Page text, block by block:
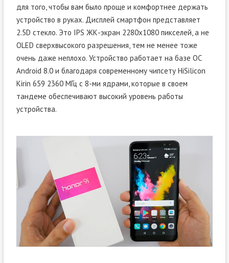
для того, чтобы вам было проще и комфортнее держать
устройство в руках. Дисплей смартфон представляет
2.5D стекло. Это IPS ЖК-экран 2280х1080 пикселей, а не
OLED сверхвысокого разрешения, тем не менее тоже
очень даже неплохо. Устройство работает на базе ОС
Android 8.0 и благодаря современному чипсету HiSilicon
Kirin 659 2360 МГц с 8-ми ядрами, которые в своем
тандеме обеспечивают высокий уровень работы
устройства.